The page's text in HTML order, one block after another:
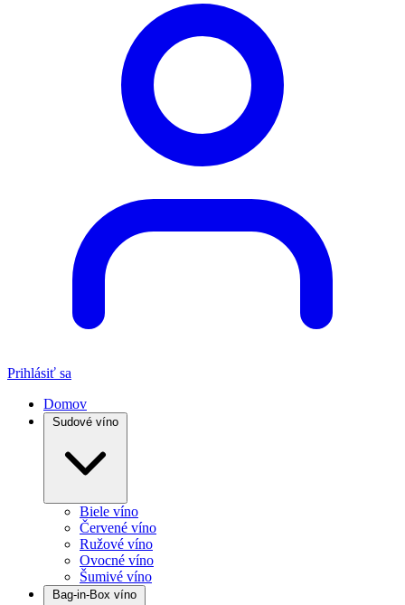
Prihlásiť sa
Domov
Sudové víno
Biele víno
Červené víno
Ružové víno
Ovocné víno
Šumivé víno
Bag-in-Box víno